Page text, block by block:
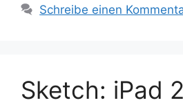
Schreibe einen
Sketch: iPad 2